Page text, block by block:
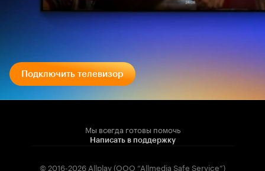
Подключить телевизор
Мы всегда готовы помочь
Написать в поддержку
© 2016-2026 Allplay (OOO “Allmedia Safe Service”)